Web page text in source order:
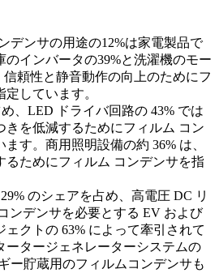
デンサの用途の12%は家電製品で
のインバータの39%と洗濯機のモー
信頼性と静音動作の向上のためにフ
しています。
、LED ドライバ回路の 43% では
きを低減するためにフィルム コン
す。商用照明設備の約 36% は、
るためにフィルム コンデンサを指
のシェアを占め、高電圧 DC リ
ンデンサを必要とする EV および
クトの 63% によって牽引されて
ータージェネレーターシステムの
ー貯蔵用のフィルムコンデンサも